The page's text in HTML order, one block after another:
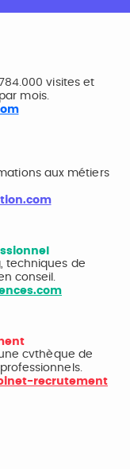
visites et
mois.
aux métiers
techniques de
conseil.
cvthèque de
recrutement